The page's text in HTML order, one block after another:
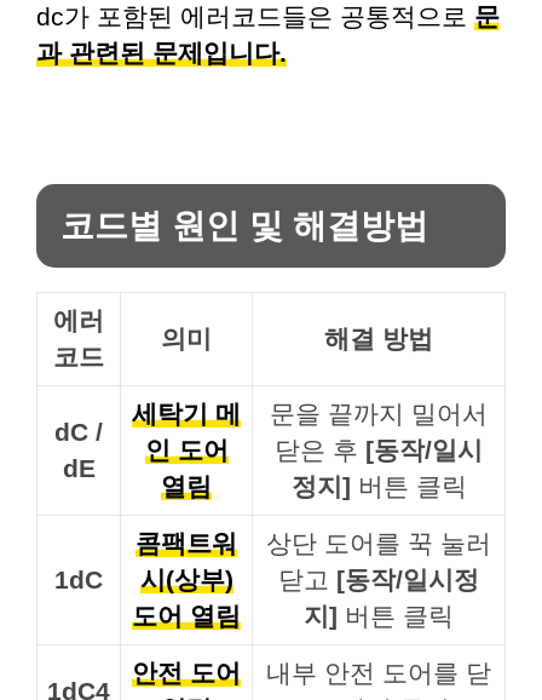
dc가 포함된 에러코드들은 공통적으로 문
과 관련된 문제입니다.
코드별 원인 및 해결방법
에러
코드
의미 해결 방법
dC /
dE
세탁기 메
인 도어
열림
문을 끝까지 밀어서
닫은 후 [동작/일시
정지] 버튼 클릭
1dC
콤팩트워
시(상부)
도어 열림
상단 도어를 꾹 눌러
닫고 [동작/일시정
지] 버튼 클릭
1dC4
안전 도어
내부 안전 도어를 닫